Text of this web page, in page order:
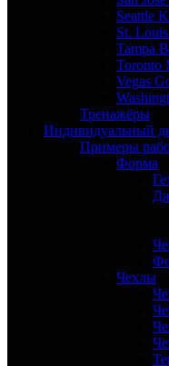
Seattle
St.
Tampa
Toronto
Vegas
Тренажёры
Индивидуальный
Примеры
Форма
Чехлы